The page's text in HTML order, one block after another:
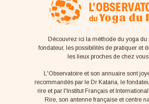
Découvrez ici la méthode du yoga du
fondateur, les possibilités de pratiquer et
les lieux proches de chez vous.
L'Observatoire et son annuaire sont
recommandés par le Dr Kataria, le
rire et par l'Institut Français et
Rire, son antenne française et centre